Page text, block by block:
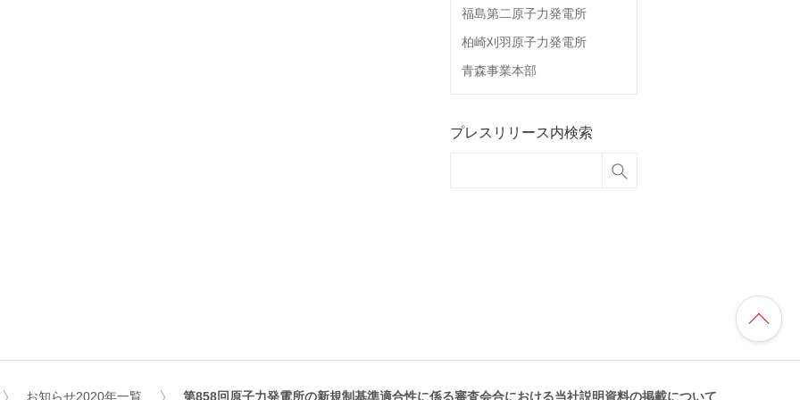
福島第二原子力発電所
柏崎刈羽原子力発電所
青森事業本部
プレスリリース内検索
お知らせ2020年一覧 第858回原子力発電所の新規制基準適合性に係る審査会合における当社説明資料の掲載について